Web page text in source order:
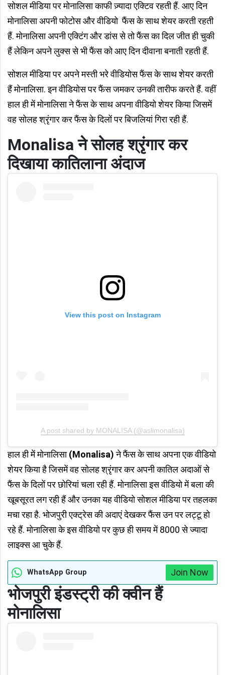
सोशल मीडिया पर मोनालिसा काफी ज़्यादा एक्टिव रहती हैं. आए दिन
मोनालिसा अपनी फोटोस और वीडियो फैंस के साथ शेयर करती रहती
हैं. मोनालिसा अपनी एक्टिंग और डांस से तो फैंस का दिल जीत ही चुकी
हैं लेकिन अपने लुक्स से भी फैंस को आए दिन दीवाना बनाती रहती हैं.
सोशल मीडिया पर अपने मस्ती भरे वीडियोस फैंस के साथ शेयर करती
हैं मोनालिसा. इन वीडियोस पर फैंस जमकर उनकी तारीफ करते हैं. वहीं
हाल ही में मोनालिसा ने फैंस के साथ अपना वीडियो शेयर किया जिसमें
वह सोलह श्रृंगार कर फैंस के दिलों पर बिजलियां गिरा रही हैं.
Monalisa ने सोलह श्रृंगार कर
दिखाया कातिलाना अंदाज
View this post on Instagram
A post shared by MONALISA (@aslimonalisa)
हाल ही में मोनालिसा(Monalisa)ने फैंस के साथ अपना एक वीडियो
शेयर किया है जिसमें वह सोलह श्रृंगार कर अपनी कातिल अदाओं से
फैंस के दिलों पर छोरियां चला रही हैं. मोनालिसा इस वीडियो में बला की
खूबसूरत लग रही हैं और उनका यह वीडियो सोशल मीडिया पर तहलका
मचा रहा है. भोजपुरी एक्ट्रेस की अदाएं देखकर फैंस उन पर लट्टू हो
रहे हैं. मोनालिसा के इस वीडियो पर कुछ ही समय में 8000 से ज्यादा
लाइक्स आ चुके हैं.
WhatsApp Group Join Now
भोजपुरी इंडस्ट्री की क्वीन हैं
मोनालिसा